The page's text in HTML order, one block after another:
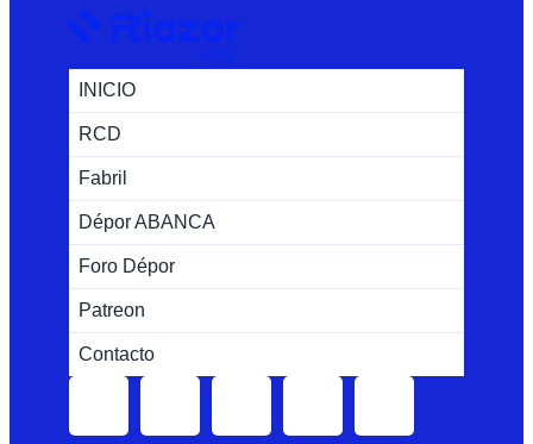
INICIO
RCD
Fabril
Dépor ABANCA
Foro Dépor
Patreon
Contacto